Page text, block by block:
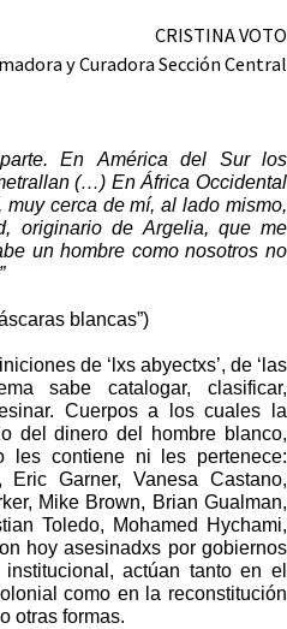
CRISTINA VOTO
y Curadora Sección Central
En América del Sur los
(…) En África Occidental
cerca de mí, al lado mismo,
originario de Argelia, que me
un hombre como nosotros no
blancas”)
de ‘lxs abyectxs’, de ‘las
sabe catalogar, clasificar,
Cuerpos a los cuales la
del dinero del hombre blanco,
les contiene ni les pertenece:
Eric Garner, Vanesa Castano,
Mike Brown, Brian Gualman,
Toledo, Mohamed Hychami,
hoy asesinadxs por gobiernos
actúan tanto en el
como en la reconstitución
otras formas.